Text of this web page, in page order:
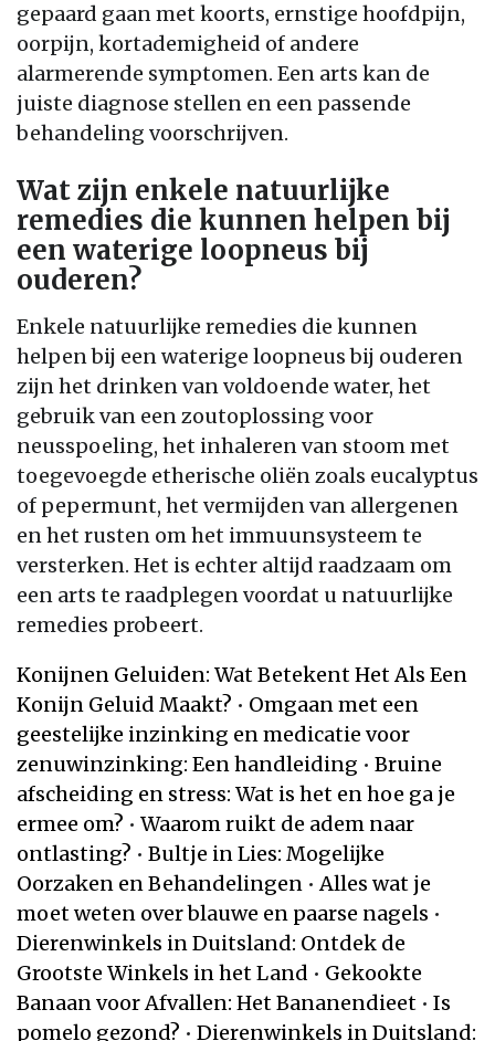
gepaard gaan met koorts, ernstige hoofdpijn,
oorpijn, kortademigheid of andere
alarmerende symptomen. Een arts kan de
juiste diagnose stellen en een passende
behandeling voorschrijven.
Wat zijn enkele natuurlijke
remedies die kunnen helpen bij
een waterige loopneus bij
ouderen?
Enkele natuurlijke remedies die kunnen
helpen bij een waterige loopneus bij ouderen
zijn het drinken van voldoende water, het
gebruik van een zoutoplossing voor
neusspoeling, het inhaleren van stoom met
toegevoegde etherische oliën zoals eucalyptus
of pepermunt, het vermijden van allergenen
en het rusten om het immuunsysteem te
versterken. Het is echter altijd raadzaam om
een arts te raadplegen voordat u natuurlijke
remedies probeert.
Konijnen Geluiden: Wat Betekent Het Als Een
Konijn Geluid Maakt? • Omgaan met een
geestelijke inzinking en medicatie voor
zenuwinzinking: Een handleiding • Bruine
afscheiding en stress: Wat is het en hoe ga je
ermee om? • Waarom ruikt de adem naar
ontlasting? • Bultje in Lies: Mogelijke
Oorzaken en Behandelingen •Alles wat je
moet weten over blauwe en paarse nagels •
Dierenwinkels in Duitsland: Ontdek de
Grootste Winkels in het Land • Gekookte
Banaan voor Afvallen: Het Bananendieet • Is
pomelo gezond? • Dierenwinkels in Duitsland: